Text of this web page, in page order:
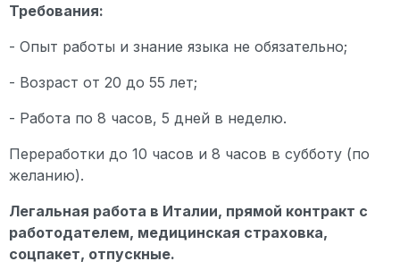
Требования:
- Опыт работы и знание языка не обязательно;
- Возраст от 20 до 55 лет;
- Работа по 8 часов, 5 дней в неделю.
Переработки до 10 часов и 8 часов в субботу (по
желанию).
Легальная работа в Италии, прямой контракт с
работодателем, медицинская страховка,
соцпакет, отпускные.